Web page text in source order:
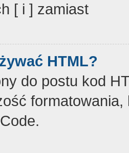
[ i ] zamiast
HTML?
do postu kod